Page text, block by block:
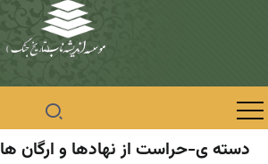
دسته ی-حراست از نهادها و ارگان ها